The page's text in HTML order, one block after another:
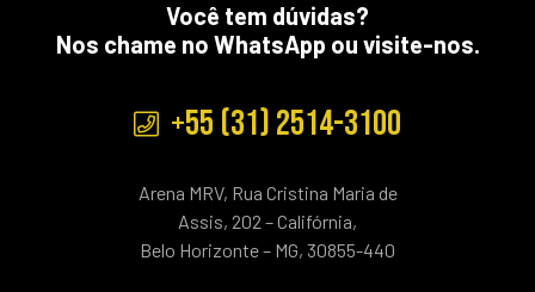
Você tem dúvidas?
Nos chame no WhatsApp ou visite-nos.
+55 (31) 2514-3100
Arena MRV, Rua Cristina Maria de
Assis, 202 – Califórnia,
Belo Horizonte – MG, 30855-440